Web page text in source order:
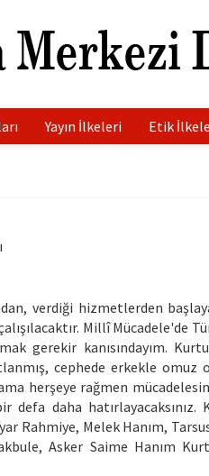
Yayın İlkeleri Etik
verdiği hizmetlerden
Millî Mücadele'de
gerekir kanısındayım.
cephede erkekle omuz
herşeye rağmen
daha hatırlayacaksınız.
Rahmiye, Melek Hanım,
Asker Saime Hanım